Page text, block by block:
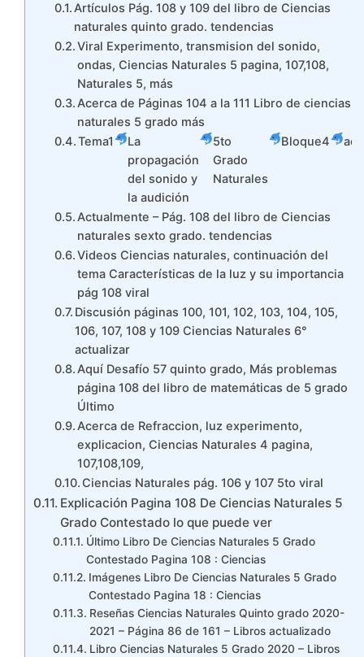
Artículos Pág. 108 y 109 del libro de Ciencias
naturales quinto grado. tendencias
Viral Experimento, transmision del sonido,
ondas, Ciencias Naturales 5 pagina, 107,108,
Naturales 5, más
Acerca de Páginas 104 a la 111 Libro de ciencias
naturales 5 grado más
Tema1
La
propagación
del sonido y
la audición
5to
Grado
Naturales
Bloque4
Actualmente – Pág. 108 del libro de Ciencias
naturales sexto grado. tendencias
Videos Ciencias naturales, continuación del
tema Características de la luz y su importancia
pág 108 viral
Discusión páginas 100, 101, 102, 103, 104, 105,
106, 107, 108 y 109 Ciencias Naturales 6°
actualizar
Aquí Desafío 57 quinto grado, Más problemas
página 108 del libro de matemáticas de 5 grado
Último
Acerca de Refraccion, luz experimento,
explicacion, Ciencias Naturales 4 pagina,
107,108,109,
Ciencias Naturales pág. 106 y 107 5to viral
Explicación Pagina 108 De Ciencias Naturales 5
Grado Contestado lo que puede ver
Último Libro De Ciencias Naturales 5 Grado
Contestado Pagina 108 : Ciencias
Imágenes Libro De Ciencias Naturales 5 Grado
Contestado Pagina 18 : Ciencias
Reseñas Ciencias Naturales Quinto grado 2020-
2021 – Página 86 de 161 – Libros actualizado
Libro Ciencias Naturales 5 Grado 2020 – Libros